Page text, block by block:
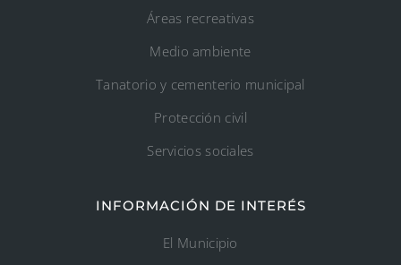
Áreas recreativas
Medio ambiente
Tanatorio y cementerio municipal
Protección civil
Servicios sociales
INFORMACIÓN DE INTERÉS
El Municipio